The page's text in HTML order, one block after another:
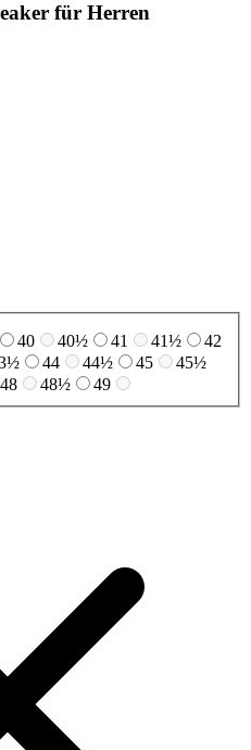
für Herren
40 40½ 41 41½
42
44 44½ 45
45½
48 48½
49